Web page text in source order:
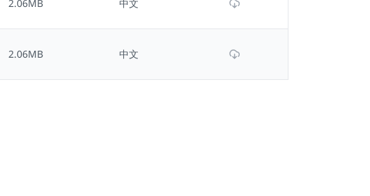
2.06MB 中文
2.06MB 中文